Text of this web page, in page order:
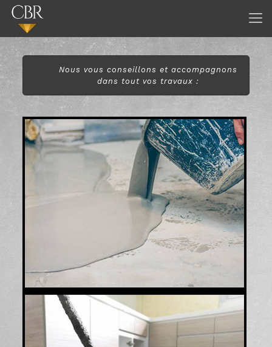
Nous vous conseillons et accompagnons
dans tout vos travaux :